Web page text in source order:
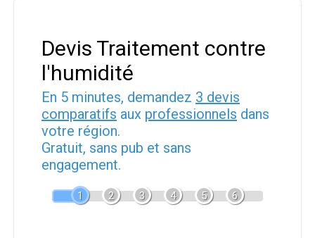
Devis Traitement contre
l'humidité
En 5 minutes, demandez 3 devis
comparatifs aux professionnels dans
votre région.
Gratuit, sans pub et sans
engagement.
1 2 3 4 5 6